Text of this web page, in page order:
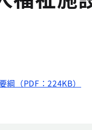
（PDF：224KB）